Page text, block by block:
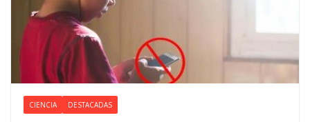
CIENCIA DESTACADAS